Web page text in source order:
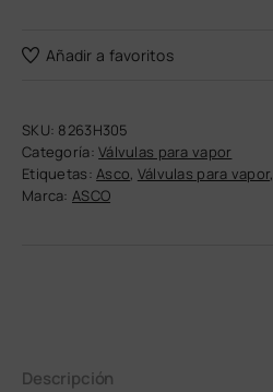
Añadir a favoritos
SKU: 8263H305
Categoría:Válvulas para vapor
Etiquetas:Asco, Válvulas para vapor,
Marca: ASCO
Descripción